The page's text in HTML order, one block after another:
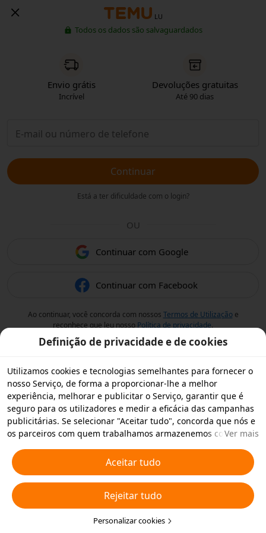
LU
Todos os dados são salvaguardados
Envio grátis
Incrível
Devoluções gratuitas
Até 90 dias
Continuar
Está a ter dificuldade com o login?
OU
Continuar com Google
Continuar com Facebook
Ao continuar, você concorda com nossos Termos de Utilizaçãoe
reconhece que leu nosso Política de privacidade.
Definição de privacidade e de cookies
Utilizamos cookies e tecnologias semelhantes para fornecer o
nosso Serviço, de forma a proporcionar-lhe a melhor
experiência, melhorar e publicitar o Serviço, garantir que é
seguro para os utilizadores e medir a eficácia das campanhas
publicitárias. Se selecionar "Aceitar tudo", concorda que nós e
os parceiros com quem trabalhamos armazenemos cookies e
publicitários. Também pode "Rejeitar todos" os cookies não
essenciais ou escolher os tipos de cookies que pretende
aceitar ou desativar clicando em "Personalizar cookies" abaixo
ou em qualquer altura nas suas definições de privacidade.
Para obter mais informações, consulte a nossaPolítica relativa
a Cookies e Tecnologias Semelhantes.
Ver mais
Aceitar tudo
Rejeitar tudo
Personalizar cookies